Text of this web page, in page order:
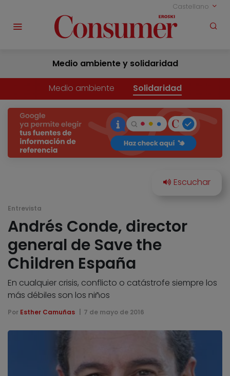
Castellano
Medio ambiente y solidaridad
Medio ambiente Solidaridad
Entrevista
Andrés Conde, director
general de Save the
Children España
En cualquier crisis, conflicto o catástrofe siempre los
más débiles son los niños
Por Esther Camuñas 7 de mayo de 2016